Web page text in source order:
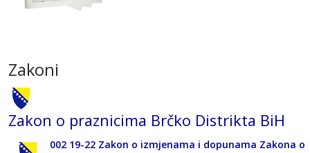
Zakoni
Zakon o praznicima Brčko Distrikta BiH
002 19-22 Zakon o izmjenama i dopunama Zakona o